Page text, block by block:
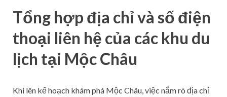
Tổng hợp địa chỉ và số điện
thoại liên hệ của các khu du
lịch tại Mộc Châu
Khi lên kế hoạch khám phá Mộc Châu, việc nắm rõ địa chỉ